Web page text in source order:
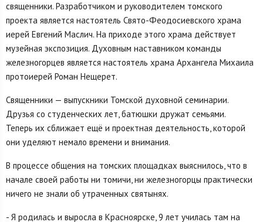
священники. Разработчиком и руководителем томского
проекта является настоятель Свято-Феодосиевского храма
иерей Евгений Маслич. На приходе этого храма действует
музейная экспозиция. Духовным наставником команды
железногорцев является настоятель храма Архангела Михаила
протоиерей Роман Нещерет.
Священники — выпускники Томской духовной семинарии.
Друзья со студенческих лет, батюшки дружат семьями.
Теперь их сближает ещё и проектная деятельность, которой
они уделяют немало времени и внимания.
В процессе общения на томских площадках выяснилось, что в
начале своей работы ни томичи, ни железногорцы практически
ничего не знали об утраченных святынях.
- Я родилась и выросла в Красноярске, 9 лет училась там на